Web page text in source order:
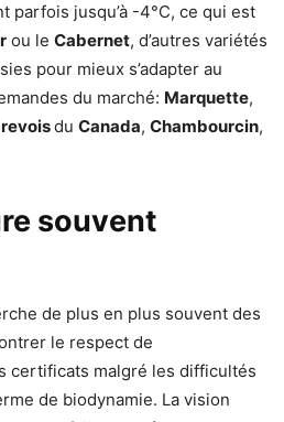
parfois jusqu’à -4°C, ce qui est
ou le Cabernet, d’autres variétés
pour mieux s’adapter au
du marché: Marquette,
du Canada, Chambourcin,
souvent
de plus en plus souvent des
le respect de
certificats malgré les difficultés
de biodynamie. La vision